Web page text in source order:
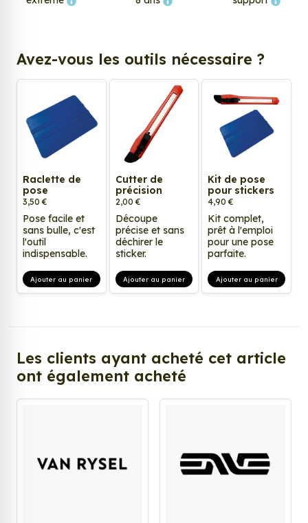
Avez-vous les outils nécessaire ?
Raclette de
pose
3,50 €
Pose facile et
sans bulle, c'est
l'outil
indispensable.
Ajouter au panier
Cutter de
précision
2,00 €
Découpe
précise et sans
déchirer le
sticker.
Ajouter au panier
Kit de pose
pour stickers
4,90 €
Kit complet,
prêt à l'emploi
pour une pose
parfaite.
Ajouter au panier
Les clients ayant acheté cet article
ont également acheté